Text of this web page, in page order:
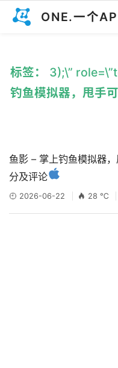
ONE.一个
标签： 3);\”
钓鱼模拟器，甩手
鱼影 – 掌上钓鱼模拟器，甩
分及评论
2026-06-22 28 ℃